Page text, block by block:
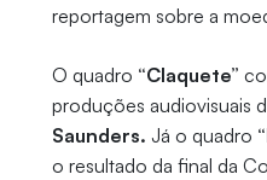
reportagem sobre a
O quadro “Claquete”
produções audiovisuais
Saunders. Já o quadro
o resultado da final da